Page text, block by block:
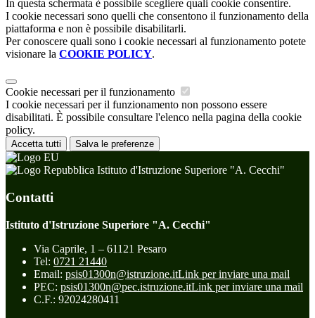
In questa schermata è possibile scegliere quali cookie consentire.
I cookie necessari sono quelli che consentono il funzionamento della
piattaforma e non è possibile disabilitarli.
Per conoscere quali sono i cookie necessari al funzionamento potete
visionare la COOKIE POLICY.
Cookie necessari per il funzionamento
I cookie necessari per il funzionamento non possono essere
disabilitati. È possibile consultare l'elenco nella pagina della cookie
policy.
Accetta tutti Salva le preferenze
Istituto d'Istruzione Superiore "A. Cecchi"
Contatti
Istituto d'Istruzione Superiore "A. Cecchi"
Via Caprile, 1 – 61121 Pesaro
Tel: 0721 21440
Email: psis01300n@istruzione.itLink per inviare una mail
PEC: psis01300n@pec.istruzione.itLink per inviare una mail
C.F.: 92024280411